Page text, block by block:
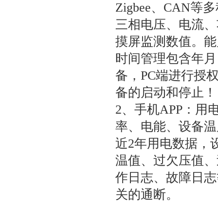
Zigbee、CAN等
三相电压、电流
摸屏监测数值。
时间管理包含年
备，PC端进行授
备的启动和停止！
2、手机APP：用
率、电能、设备
近2年用电数据，
温值、过欠压值
作日志、故障日
关的通断。